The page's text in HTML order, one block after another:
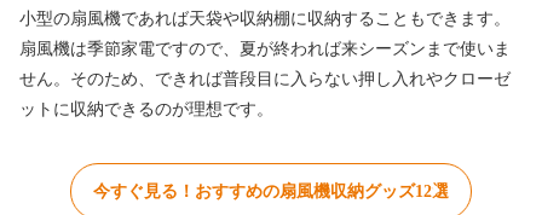
小型の扇風機であれば天袋や収納棚に収納することもできます。
扇風機は季節家電ですので、夏が終われば来シーズンまで使いま
せん。そのため、できれば普段目に入らない押し入れやクローゼ
ットに収納できるのが理想です。
今すぐ見る！おすすめの扇風機収納グッズ12選